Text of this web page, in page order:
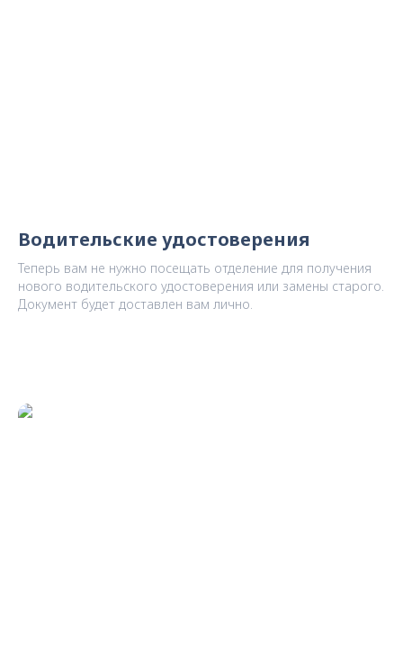
Водительские удостоверения
Теперь вам не нужно посещать отделение для получения
нового водительского удостоверения или замены старого.
Документ будет доставлен вам лично.